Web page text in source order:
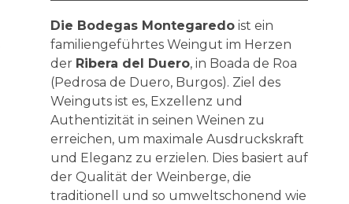
Die Bodegas Montegaredoist ein
familiengeführtes Weingut im Herzen
der Ribera del Duero, in Boada de Roa
(Pedrosa de Duero, Burgos). Ziel des
Weinguts ist es, Exzellenz und
Authentizität in seinen Weinen zu
erreichen, um maximale Ausdruckskraft
und Eleganz zu erzielen. Dies basiert auf
der Qualität der Weinberge, die
traditionell und so umweltschonend wie